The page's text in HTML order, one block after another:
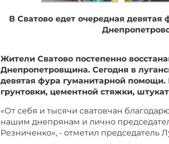
В Сватово едет очередная
Жители Сватово постепенно
Днепропетровщина. Сегодня в
девятая фура гуманитарной помощи.
грунтовки, цементной стяжки,
«От себя и тысячи сватовчан
нашим днепрянам и лично
Резниченко», - отметил председатель